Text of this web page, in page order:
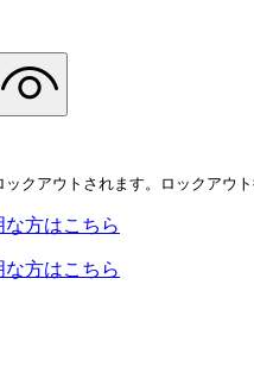
クアウトされます。ロックアウ
方はこちら
方はこちら